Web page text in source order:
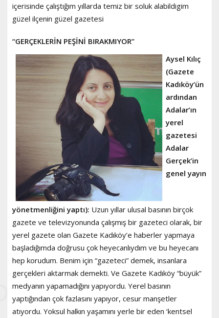
içerisinde çalıştığım yıllarda temiz bir soluk alabildigim
güzel ilçenin güzel gazetesi
“GERÇEKLERİN PEŞİNİ BIRAKMIYOR”
Aysel Kılıç
(Gazete
Kadıköy’ün
ardından
Adalar’ın
yerel
gazetesi
Adalar
Gerçek’in
genel yayın
yönetmenliğini yaptı): Uzun yıllar ulusal basının birçok
gazete ve televizyonunda çalışmış bir gazeteci olarak, bir
yerel gazete olan Gazete Kadıköy’e haberler yapmaya
başladığımda doğrusu çok heyecanlıydım ve bu heyecanı
hep korudum. Benim için “gazeteci” demek, insanlara
gerçekleri aktarmak demekti. Ve Gazete Kadıköy “büyük”
medyanın yapamadığını yapıyordu. Yerel basının
yaptığından çok fazlasını yapıyor, cesur manşetler
atıyordu. Yoksul halkın yaşamını yerle bir eden ‘kentsel